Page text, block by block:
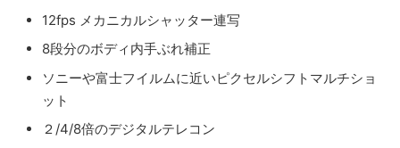
12fps メカニカルシャッター連写
8段分のボディ内手ぶれ補正
ソニーや富士フイルムに近いピクセルシフトマルチショ
ット
２/4/8倍のデジタルテレコン